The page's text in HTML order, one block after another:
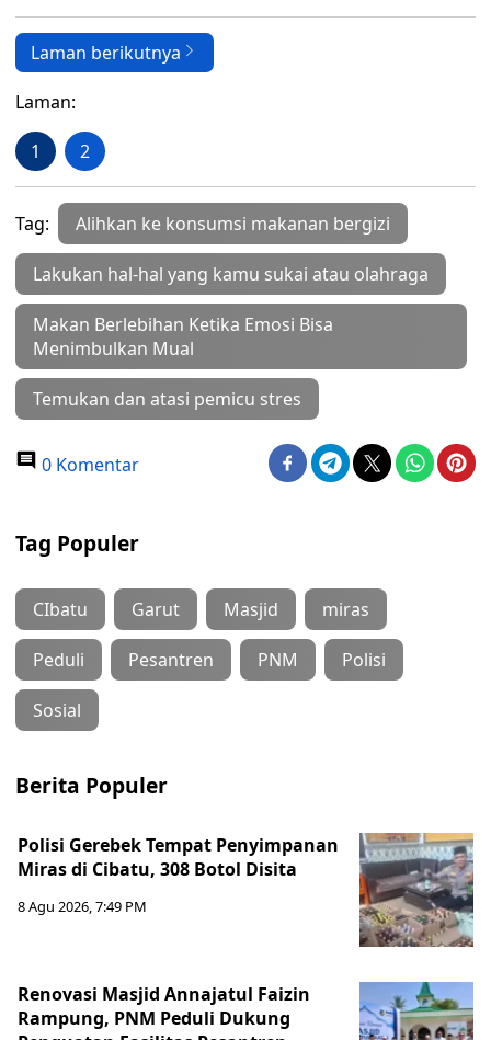
Laman berikutnya
Laman:
1 2
Tag: Alihkan ke konsumsi makanan bergizi
Lakukan hal-hal yang kamu sukai atau olahraga
Makan Berlebihan Ketika Emosi Bisa
Menimbulkan Mual
Temukan dan atasi pemicu stres
0 Komentar
Tag Populer
CIbatu Garut Masjid miras
Peduli Pesantren PNM Polisi
Sosial
Berita Populer
Polisi Gerebek Tempat Penyimpanan
Miras di Cibatu, 308 Botol Disita
8 Agu 2026, 7:49 PM
Renovasi Masjid Annajatul Faizin
Rampung, PNM Peduli Dukung